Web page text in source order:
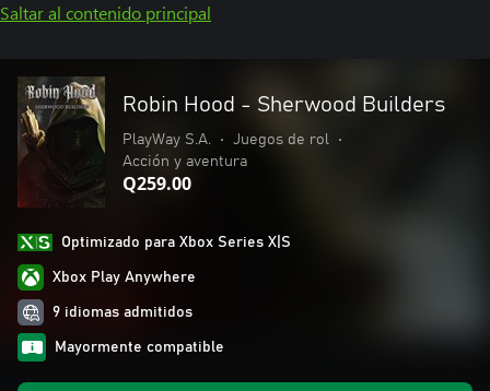
Saltar al contenido principal
Robin Hood - Sherwood Builders
PlayWay S.A. • Juegos de rol
•
Acción y aventura
Q259.00
Optimizado para Xbox Series X|S
Xbox Play Anywhere
9 idiomas admitidos
Mayormente compatible